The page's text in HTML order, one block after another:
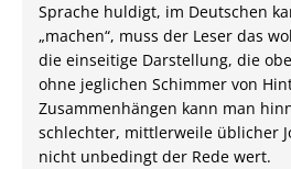
Sprache huldigt, im Deutschen
„machen“, muss der Leser das
die einseitige Darstellung, die
ohne jeglichen Schimmer von
Zusammenhängen kann man
schlechter, mittlerweile üblicher
nicht unbedingt der Rede wert.